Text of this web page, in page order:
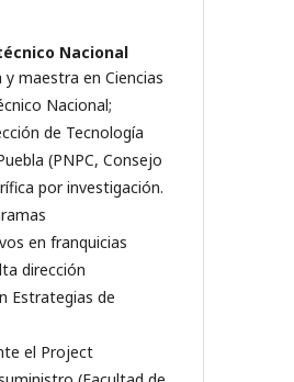
Nacional
maestra en Ciencias
Nacional;
de Tecnología
(PNPC, Consejo
por investigación.
en franquicias
dirección
Estrategias de
el Project